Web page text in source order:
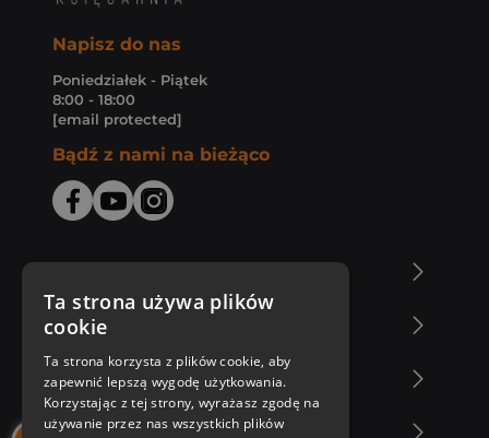
Napisz do nas
Poniedziałek - Piątek
8:00 - 18:00
[email protected]
Bądź z nami na bieżąco
Zakupy u nas
Nasza oferta
Nasi autorzy
Ta strona używa plików
cookie
Ta strona korzysta z plików cookie, aby
zapewnić lepszą wygodę użytkowania.
Korzystając z tej strony, wyrażasz zgodę na
używanie przez nas wszystkich plików